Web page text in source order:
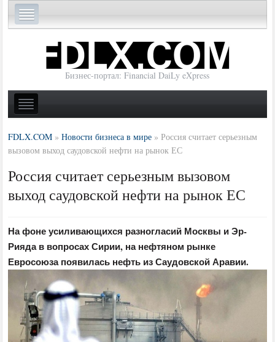
Бизнес-портал: Financial DaiLy eXpress
FDLX.COM »Новости бизнеса в мире »Россия считает серьезным
вызовом выход саудовской нефти на рынок ЕС
Россия считает серьезным вызовом
выход саудовской нефти на рынок ЕС
На фоне усиливающихся разногласий Москвы и Эр-
Рияда в вопросах Сирии, на нефтяном рынке
Евросоюза появилась нефть из Саудовской Аравии.